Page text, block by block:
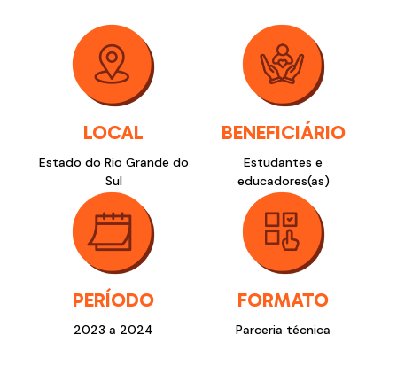
LOCAL
Estado do Rio Grande do
Sul
BENEFICIÁRIO
Estudantes e
educadores(as)
PERÍODO
2023 a 2024
FORMATO
Parceria técnica